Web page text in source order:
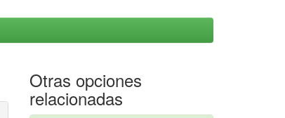
Otras opciones
relacionadas